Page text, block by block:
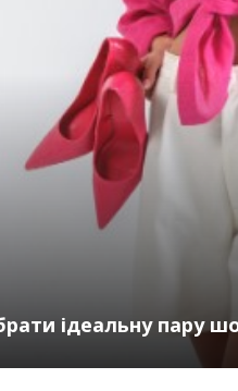
ідеальну пару